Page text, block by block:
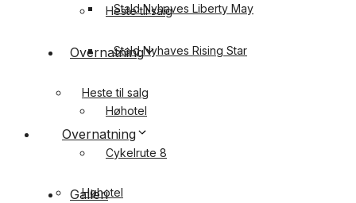
Heste til salg
Overnatning
Høhotel
Cykelrute 8
Galleri
Stald Nyhaves Liberty May
Stald Nyhaves Rising Star
Heste til salg
Overnatning
Høhotel